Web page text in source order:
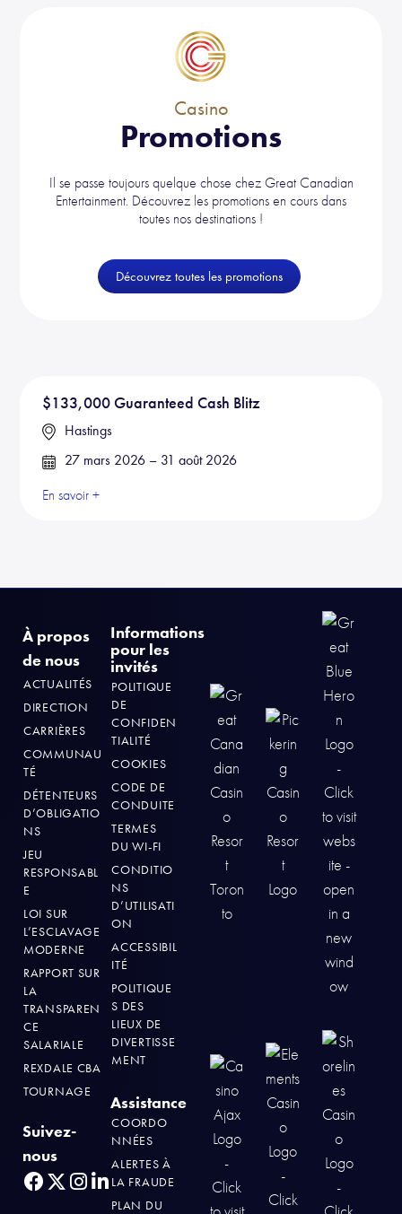
Casino
Promotions
Il se passe toujours quelque chose chez Great Canadian
Entertainment. Découvrez les promotions en cours dans
toutes nos destinations !
Découvrez toutes les promotions
$133,000 Guaranteed Cash Blitz
Hastings
27 mars 2026 – 31 août 2026
En savoir +
À propos
de nous
ACTUALITÉS
DIRECTION
CARRIÈRES
COMMUNAU
TÉ
DÉTENTEURS
D’OBLIGATIO
NS
JEU
RESPONSABL
E
LOI SUR
L’ESCLAVAGE
MODERNE
RAPPORT SUR
LA
TRANSPAREN
CE
SALARIALE
REXDALE CBA
TOURNAGE
Suivez-
nous
Informations
pour les
invités
POLITIQUE
DE
CONFIDEN
TIALITÉ
COOKIES
CODE DE
CONDUITE
TERMES
DU WI-FI
CONDITIO
NS
D’UTILISATI
ON
ACCESSIBIL
ITÉ
POLITIQUE
S DES
LIEUX DE
DIVERTISSE
MENT
Assistance
COORDO
NNÉES
ALERTES À
LA FRAUDE
PLAN DU